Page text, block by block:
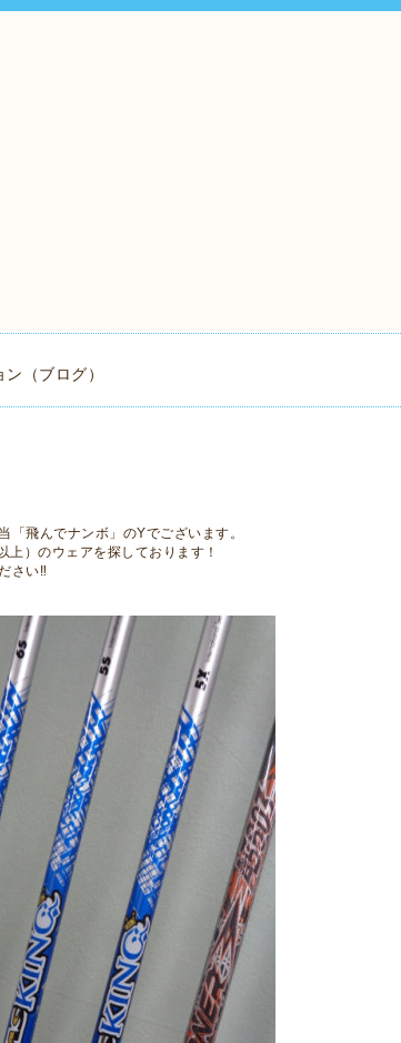
（ブログ）
「飛んでナンボ」のYでございます。
上）のウェアを探しております！
さい‼